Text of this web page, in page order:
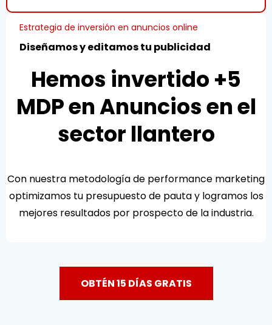
Estrategia de inversión en anuncios online
Diseñamos y editamos tu publicidad
Hemos invertido +5
MDP en Anuncios en el
sector llantero
Con nuestra metodología de performance marketing
optimizamos tu presupuesto de pauta y logramos los
mejores resultados por prospecto de la industria.
OBTÉN 15 DÍAS GRATIS